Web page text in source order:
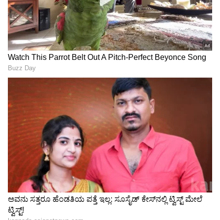
ಎಚ್‌.ಎಂ.ಗಣೇಶ್‌ಪ್ರಸಾದ್‌ ಶಾಸಕರಾದರೂ ಯಾವುದೇ
ಹಮ್ಮು, ಬಿಮ್ಮು ಇಲ್ಲದಂತೆ ಶಾಸಕರಾಗುವ ಮುಂಚೆ
ಹೇಗಿದ್ದರೋ ಅದೇ ರೀತಿ ಕಾರ್ಯಕರ್ತರು ಹಾಗೂ
ಜನರೊಂದಿಗೆ ಬೆರೆಯುತ್ತಿದ್ದಾರೆ. ಇಂತ ಶಾಸಕ ಪ್ರಸ್ತುತ ಬೇಕಿತ್ತು
ಎಂದು ಮತದಾರನೊಬ್ಬ ಹೇಳಿದ.
ಅವನು ಸತ್ತರೂ ಹೆಂಡತಿಯ ಪತ್ತೆ
ಇಲ್ಲ: ಸೂಸೈಡ್​​ ಕೇಸ್​​ನಲ್ಲಿ ಟ್ವಿಸ್ಟ್​
ಮೇಲೆ ಟ್ವಿಸ್ಟ್!
ಮೈಸೂರು ನಿವೃತ್ತ ಶಿಕ್ಷಕರ ಖಾತೆಗೆ
1.33 ಕೋಟಿ ಕ್ಯಾಶ್ ಡೆಪಾಸಿಟ್;
ITR ಕೂಡ ಇಲ್ಲ, 26 ದಿನ
ತಡವಾದ ನೋಟಿಸ್‌ನಿಂದ
LATEST VIDEOS
"ರಾಜಕೀಯ ಬೇಡ, ಸಿನಿಮಾನೇ ಪ್ರಾಣ":
ಕನಕೋತ್ಸವದಲ್ಲಿ ರಿಷಬ್ ಶೆಟ್ಟಿ | Rishab
Shetty speech | Suvarna News
ಶೇ.50 ರಿಂದ ಶೇ.18 ಕ್ಕೆ TAX ಇಳಿಕೆ: ಮೋದಿ-
ಟ್ರಂಪ್ ಐತಿಹಾಸಿಕ ಒಪ್ಪಂದ | India US
Trade Deal | Party Rounds